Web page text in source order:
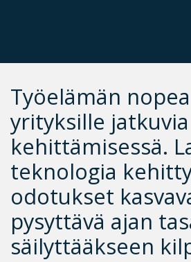
Työelämän
yrityksille
kehittämisessä.
teknologia
odotukset
pysyttävä ajan
säilyttääkseen